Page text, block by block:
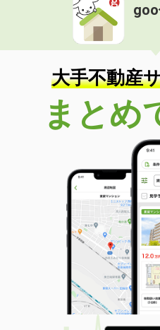
大手不動産
まとめ